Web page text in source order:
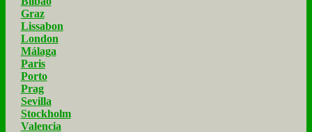
Graz
Lissabon
London
Málaga
Paris
Porto
Prag
Sevilla
Stockholm
Valencia